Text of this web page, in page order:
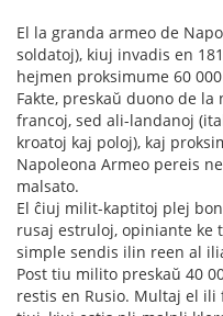
El la granda armeo de
soldatoj), kiuj invadis en
hejmen proksimume 60
Fakte, preskaŭ duono de
francoj, sed ali-landanoj
kroatoj kaj poloj), kaj
Napoleona Armeo pereis
malsato.
El ĉiuj milit-kaptitoj plej
rusaj estruloj, opiniante ke
simple sendis ilin reen al
Post tiu milito preskaŭ 40
restis en Rusio. Multaj el ili